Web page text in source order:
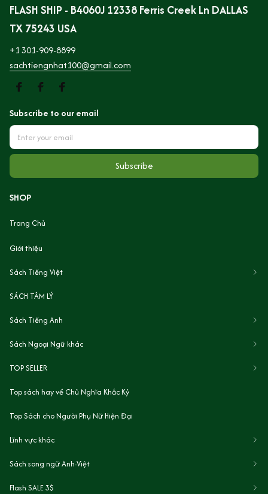
FLASH SHIP - B4060J 12338 Ferris Creek Ln DALLAS
TX 75243 USA
+1 301-909-8899
sachtiengnhat100@gmail.com
Subscribe to our email
Subscribe
SHOP
Trang Chủ
Giới thiệu
Sách Tiếng Việt
SÁCH TÂM LÝ
Sách Tiếng Anh
Sách Ngoại Ngữ khác
TOP SELLER
Top sách hay về Chủ Nghĩa Khắc Kỷ
Top Sách cho Người Phụ Nữ Hiện Đại
Lĩnh vực khác
Sách song ngữ Anh-Việt
Flash SALE 3$